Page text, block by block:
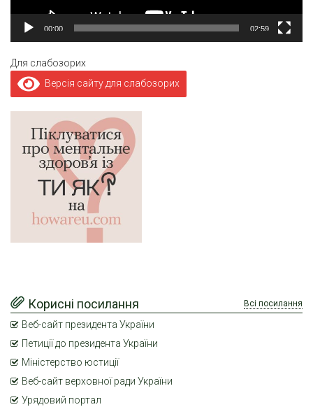
00:00 02:59
Для слабозорих
Версія сайту для слабозорих
Корисні посилання Всі посилання
Веб-сайт президента України
Петиції до президента України
Міністерство юстиції
Веб-сайт верховної ради України
Урядовий портал